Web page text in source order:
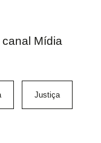
Mídia
Justiça